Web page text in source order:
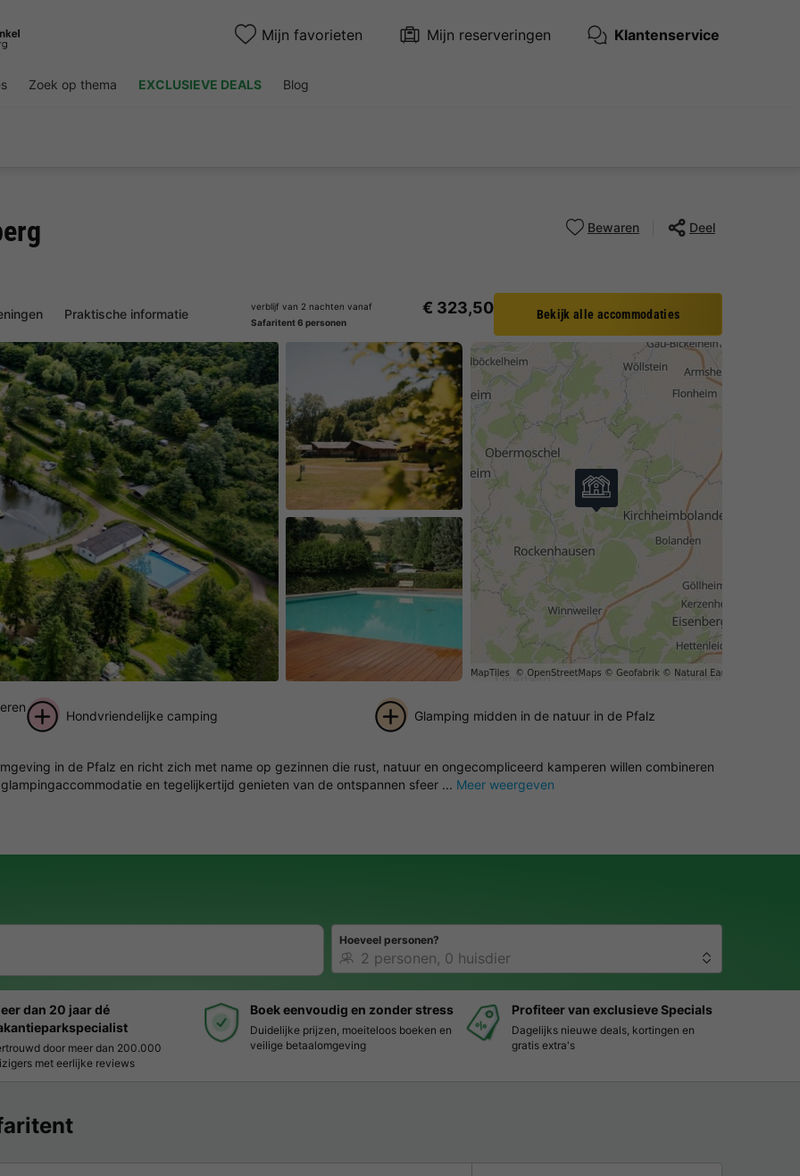
Mijn favorieten Mijn reserveringen Klantenservice
Zoek op thema EXCLUSIEVE DEALS Blog
Praktische informatie
verblijf van 2 nachten vanaf
Safaritent 6 personen
€ 323,50 Bekijk alle accommodaties
Bewaren Deel
foto's
Hondvriendelijke camping Glamping midden in de natuur in de Pfalz
in de Pfalz en richt zich met name op gezinnen die rust, natuur en ongecompliceerd kamperen willen combineren
en tegelijkertijd genieten van de ontspannen sfeer ... Meer weergeven
Hoeveel personen?
dan 20 jaar dé
door meer dan 200.000
met eerlijke reviews
Boek eenvoudig en zonder stress
Duidelijke prijzen, moeiteloos boeken en
veilige betaalomgeving
Profiteer van exclusieve Specials
Dagelijks nieuwe deals, kortingen en
gratis extra's